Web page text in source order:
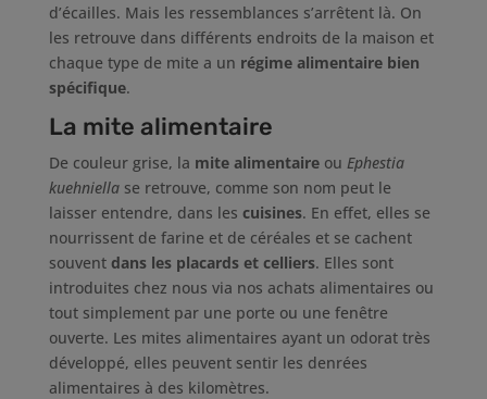
d’écailles. Mais les ressemblances s’arrêtent là. On
les retrouve dans différents endroits de la maison et
chaque type de mite a un régime alimentaire bien
spécifique.
La mite alimentaire
De couleur grise, la mite alimentaire ou Ephestia
kuehniellase retrouve, comme son nom peut le
laisser entendre, dans les cuisines. En effet, elles se
nourrissent de farine et de céréales et se cachent
souventdans les placards et celliers. Elles sont
introduites chez nous via nos achats alimentaires ou
tout simplement par une porte ou une fenêtre
ouverte. Les mites alimentaires ayant un odorat très
développé, elles peuvent sentir les denrées
alimentaires à des kilomètres.